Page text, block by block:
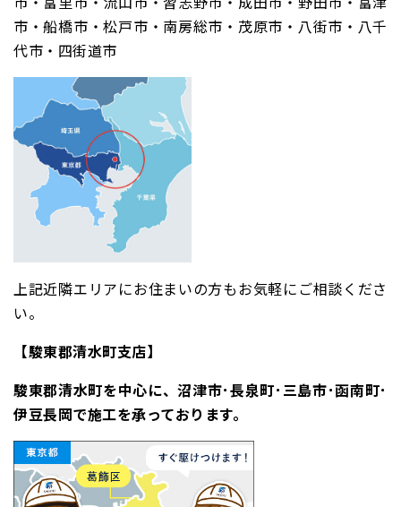
市・船橋市・松戸市・南房総市・茂原市・八街市・八千
代市・四街道市
上記近隣エリアにお住まいの方もお気軽にご相談くださ
い。
【駿東郡清水町支店】
駿東郡清水町を中心に、沼津市･長泉町･三島市･函南町･
伊豆長岡で施工を承っております。